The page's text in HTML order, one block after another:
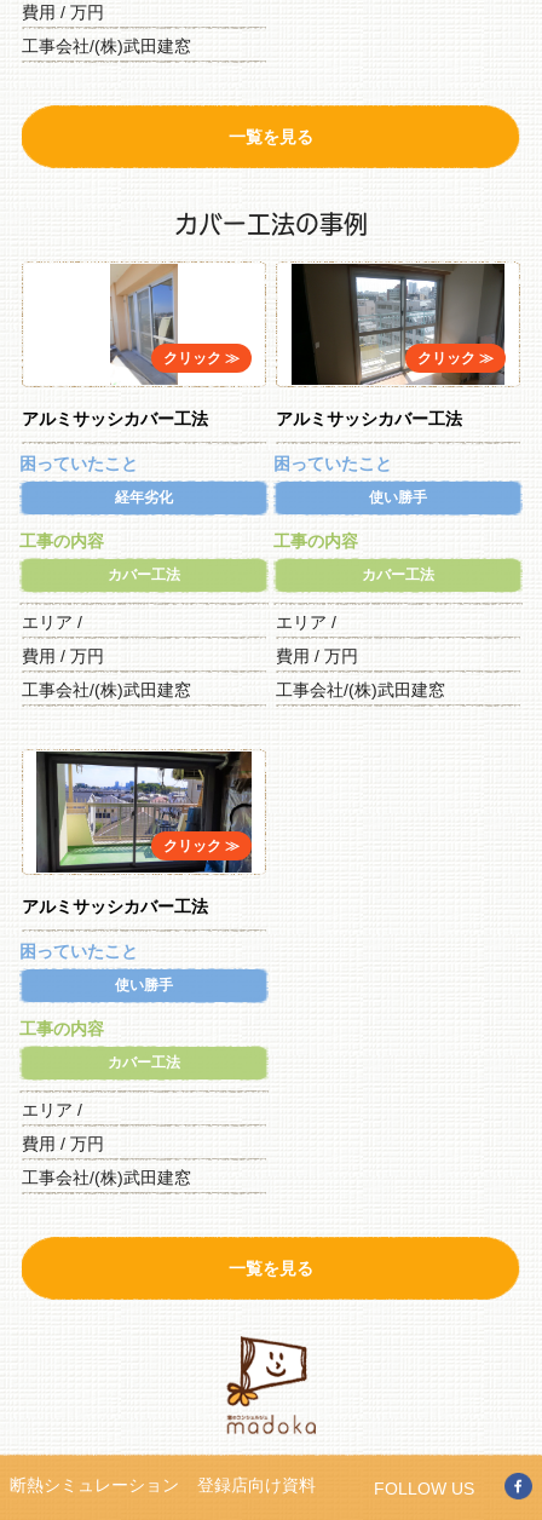
費用 / 万円
工事会社/(株)武田建窓
一覧を見る
カバー工法の事例
アルミサッシカバー工法
困っていたこと
経年劣化
工事の内容
カバー工法
エリア /
費用 / 万円
工事会社/(株)武田建窓
アルミサッシカバー工法
困っていたこと
使い勝手
工事の内容
カバー工法
エリア /
費用 / 万円
工事会社/(株)武田建窓
アルミサッシカバー工法
困っていたこと
使い勝手
工事の内容
カバー工法
エリア /
費用 / 万円
工事会社/(株)武田建窓
一覧を見る
断熱シミュレーション 登録店向け資料 FOLLOW US